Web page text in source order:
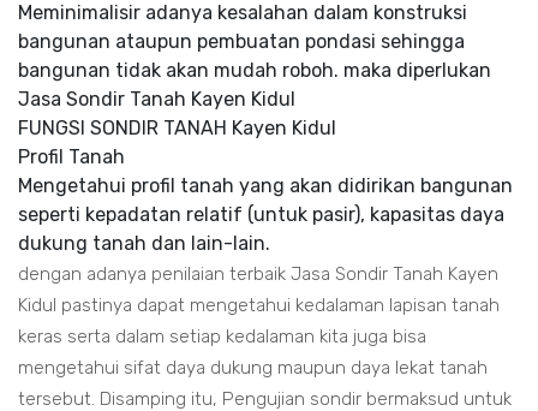
Meminimalisir adanya kesalahan dalam konstruksi
bangunan ataupun pembuatan pondasi sehingga
bangunan tidak akan mudah roboh. maka diperlukan
Jasa Sondir Tanah Kayen Kidul
FUNGSI SONDIR TANAH Kayen Kidul
Profil Tanah
Mengetahui profil tanah yang akan didirikan bangunan
seperti kepadatan relatif (untuk pasir), kapasitas daya
dukung tanah dan lain-lain.
dengan adanya penilaian terbaik Jasa Sondir Tanah Kayen
Kidul pastinya dapat mengetahui kedalaman lapisan tanah
keras serta dalam setiap kedalaman kita juga bisa
mengetahui sifat daya dukung maupun daya lekat tanah
tersebut. Disamping itu, Pengujian sondir bermaksud untuk